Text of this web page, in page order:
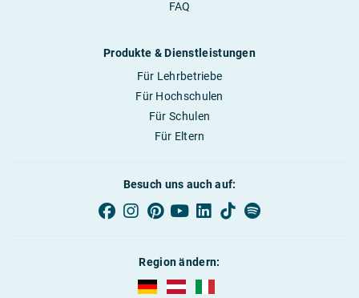
FAQ
Produkte & Dienstleistungen
Für Lehrbetriebe
Für Hochschulen
Für Schulen
Für Eltern
Besuch uns auch auf:
Region ändern:
AUBI-plus Deutschland (deutsch)
AUBI-plus Österreich (deutsch)